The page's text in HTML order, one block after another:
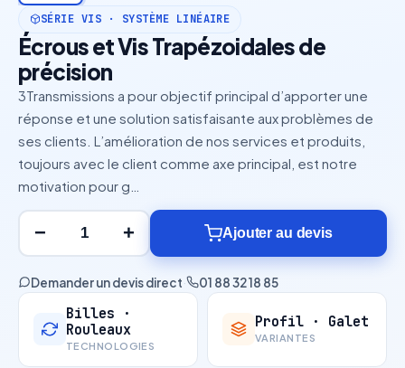
SÉRIE VIS · SYSTÈME LINÉAIRE
Écrous et Vis Trapézoidales de
précision
3Transmissions a pour objectif principal d’apporter une
réponse et une solution satisfaisante aux problèmes de
ses clients. L’amélioration de nos services et produits,
toujours avec le client comme axe principal, est notre
motivation pour g…
− + Ajouter au devis
Demander un devis direct· 01 88 32 18 85
Billes ·
Rouleaux
TECHNOLOGIES
Profil · Galet
VARIANTES